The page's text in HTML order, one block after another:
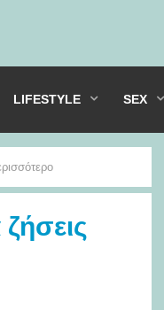
LIFESTYLE SEX